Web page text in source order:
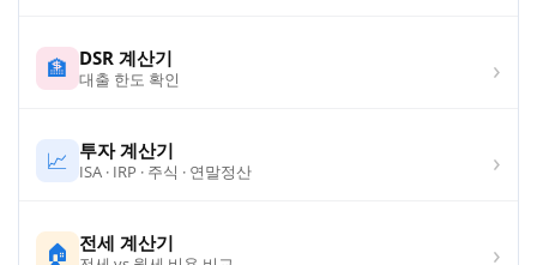
🏦 DSR 계산기
대출 한도 확인 ›
📈 투자 계산기
ISA · IRP · 주식 · 연말정산 ›
🏠 전세 계산기 ›